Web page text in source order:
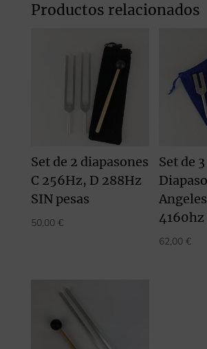
Productos relacionados
Set de 2 diapasones
C 256Hz, D 288Hz
SIN pesas
50,00 €
Set de 3
62,00 €